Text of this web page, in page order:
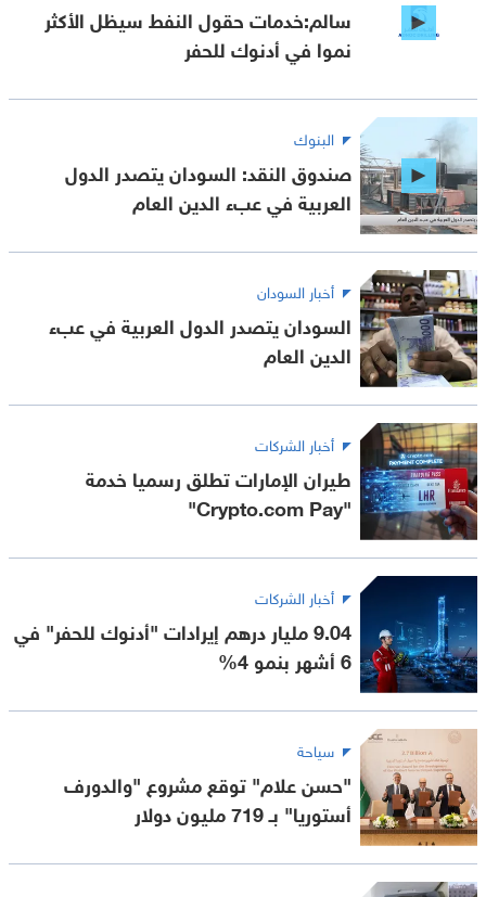
سالم:خدمات حقول النفط سيظل الأكثر
نموا في أدنوك للحفر
البنوك
صندوق النقد: السودان يتصدر الدول
العربية في عبء الدين العام
أخبار السودان
السودان يتصدر الدول العربية في عبء
الدين العام
أخبار الشركات
طيران الإمارات تطلق رسميا خدمة
"Crypto.com Pay"
أخبار الشركات
9.04 مليار درهم إيرادات "أدنوك للحفر" في
6 أشهر بنمو 4%
سياحة
"حسن علام" توقع مشروع "والدورف
أستوريا" بـ 719 مليون دولار